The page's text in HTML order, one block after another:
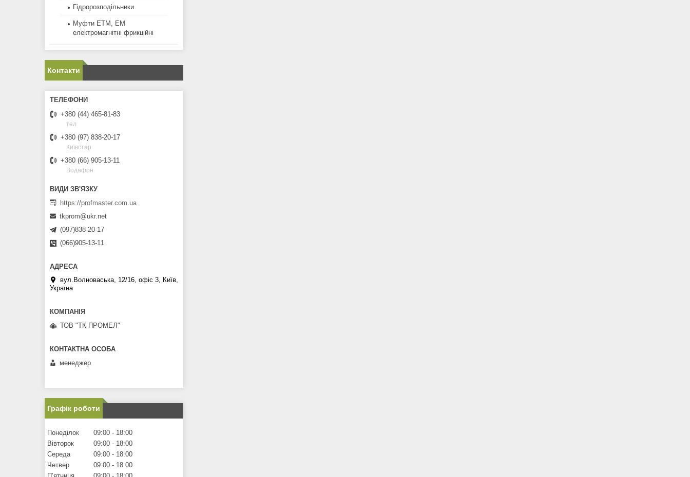
Гідророзподільники
Муфти ЕТМ, ЕМ
електромагнітні фрикційні
Контакти
+380 (44) 465-81-83
тел
+380 (97) 838-20-17
Київстар
+380 (66) 905-13-11
Водафон
https://profmaster.com.ua
tkprom@ukr.net
(097)838-20-17
(066)905-13-11
вул.Волноваська, 12/16, офіс 3, Київ,
Україна
ТОВ "ТК ПРОМЕЛ"
менеджер
Графік роботи
Понеділок 09:00
18:00
Вівторок
09:00
18:00
Середа
09:00
18:00
Четвер
09:00
18:00